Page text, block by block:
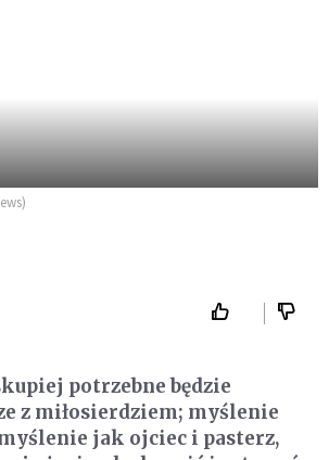
potrzebne będzie
z miłosierdziem; myślenie
jak ojciec i pasterz,